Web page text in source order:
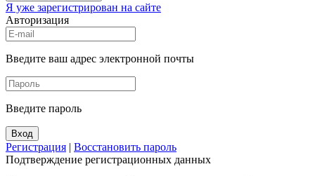
Я уже зарегистрирован на сайте
Авторизация
Введите ваш адрес электронной почты
Введите пароль
Вход
Регистрация | Восстановить пароль
Подтверждение регистрационных данных